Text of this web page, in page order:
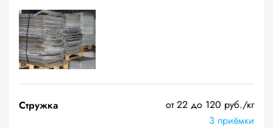
Стружка
от 22 до 120 руб./кг
3 приёмки